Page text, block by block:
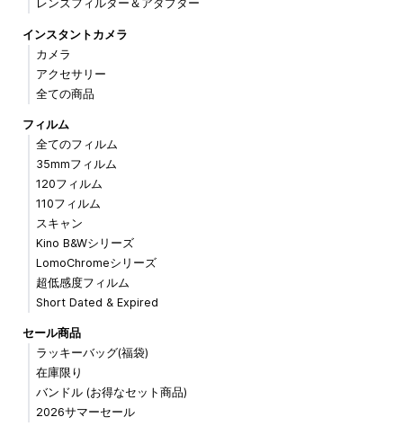
レンズフィルター＆アダプター
インスタントカメラ
カメラ
アクセサリー
全ての商品
フィルム
全てのフィルム
35mmフィルム
120フィルム
110フィルム
スキャン
Kino B&Wシリーズ
LomoChromeシリーズ
超低感度フィルム
Short Dated & Expired
セール商品
ラッキーバッグ(福袋)
在庫限り
バンドル (お得なセット商品)
2026サマーセール